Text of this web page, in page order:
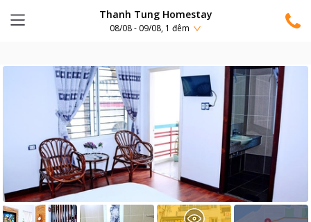
Thanh Tung Homestay
08/08 - 09/08, 1 đêm